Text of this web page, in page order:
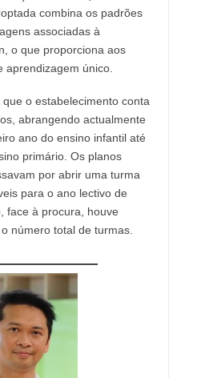
combina os padrões
associadas à
o que proporciona aos
aprendizagem único.
o estabelecimento conta
abrangendo actualmente
ano do ensino infantil até
primário. Os planos
por abrir uma turma
para o ano lectivo de
face à procura, houve
número total de turmas.